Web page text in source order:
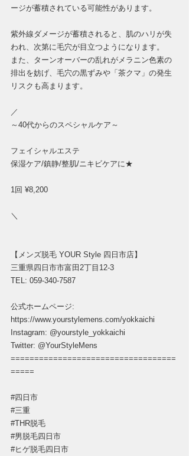
ージが蓄積されている可能性があります。
紫外線ダメージが蓄積されると、肌のハリが失
われ、次第に毛穴が目立つようになります。
また、ターンオーバーの乱れがメラニン色素の
排出を妨げ、毛穴の黒ずみや「茶クマ」の発生
リスクも高まります。
／
～40代からのスペシャルケア～
フェイシャルエステ
保湿ケア/鎮静/整肌/ニキビケアに★
1回 ¥8,200
＼
【メンズ脱毛 YOUR Style 四日市店】
三重県四日市市富田2丁目12-3
TEL: 059-340-7587
公式ホームページ:
https://www.yourstylemens.com/yokkaichi
Instagram: @yourstyle_yokkaichi
Twitter: @YourStyleMens
===================================
=====
#四日市
#三重
#THR脱毛
#男脱毛四日市
#ヒゲ脱毛四日市